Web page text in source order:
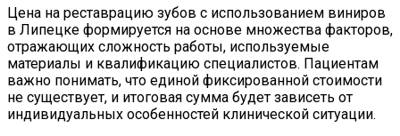
Цена на реставрацию зубов с использованием виниров
в Липецке формируется на основе множества факторов,
отражающих сложность работы, используемые
материалы и квалификацию специалистов. Пациентам
важно понимать, что единой фиксированной стоимости
не существует, и итоговая сумма будет зависеть от
индивидуальных особенностей клинической ситуации.